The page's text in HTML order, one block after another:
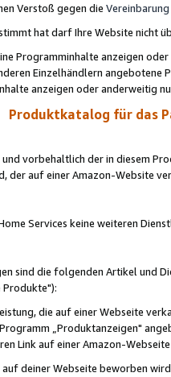
Verstoß gegen die Vereinbarung
hat darf Ihre Website nicht
Programminhalte anzeigen
Einzelhändlern
anzeigen oder anderweitig
Produktkatalog für das
vorbehaltlich der in diesem
der auf einer Amazon-Website
Services keine weiteren
sind die folgenden Artikel und
Produkte"):
die auf einer Webseite
„Produktanzeigen"
Link auf einer Amazon-
deiner Webseite beworben